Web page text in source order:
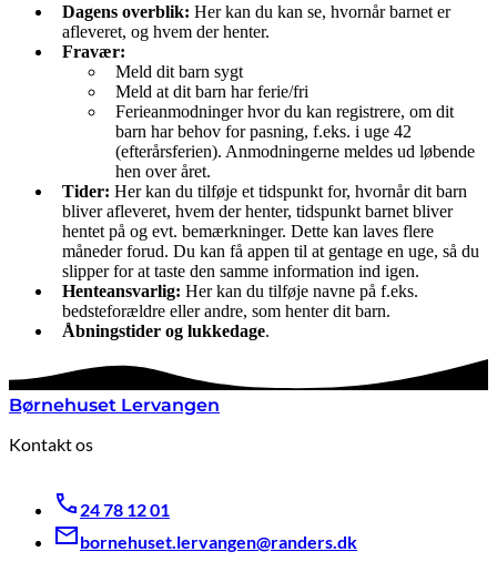
Dagens overblik: Her kan du kan se, hvornår barnet er
afleveret, og hvem der henter.
Fravær:
Meld dit barn sygt
Meld at dit barn har ferie/fri
Ferieanmodninger hvor du kan registrere, om dit
barn har behov for pasning, f.eks. i uge 42
(efterårsferien). Anmodningerne meldes ud løbende
hen over året.
Tider: Her kan du tilføje et tidspunkt for, hvornår dit barn
bliver afleveret, hvem der henter, tidspunkt barnet bliver
hentet på og evt. bemærkninger. Dette kan laves flere
måneder forud. Du kan få appen til at gentage en uge, så du
slipper for at taste den samme information ind igen.
Henteansvarlig: Her kan du tilføje navne på f.eks.
bedsteforældre eller andre, som henter dit barn.
Åbningstider og lukkedage.
Børnehuset Lervangen
Kontakt os
24 78 12 01
bornehuset.lervangen@randers.dk